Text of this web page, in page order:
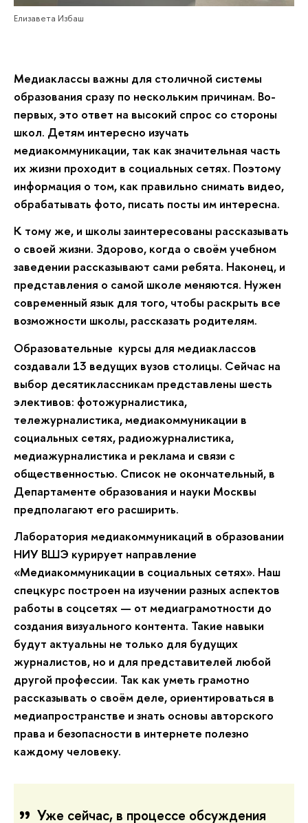
Елизавета Избаш
Медиаклассы важны для столичной системы
образования сразу по нескольким причинам. Во-
первых, это ответ на высокий спрос со стороны
школ. Детям интересно изучать
медиакоммуникации, так как значительная часть
их жизни проходит в социальных сетях. Поэтому
информация о том, как правильно снимать видео,
обрабатывать фото, писать посты им интересна.
К тому же, и школы заинтересованы рассказывать
о своей жизни. Здорово, когда о своём учебном
заведении рассказывают сами ребята. Наконец, и
представления о самой школе меняются. Нужен
современный язык для того, чтобы раскрыть все
возможности школы, рассказать родителям.
Образовательные курсы для медиаклассов
создавали 13 ведущих вузов столицы. Сейчас на
выбор десятиклассникам представлены шесть
элективов: фотожурналистика,
тележурналистика, медиакоммуникации в
социальных сетях, радиожурналистика,
медиажурналистика и реклама и связи с
общественностью. Список не окончательный, в
Департаменте образования и науки Москвы
предполагают его расширить.
Лаборатория медиакоммуникаций в образовании
НИУ ВШЭ курирует направление
«Медиакоммуникации в социальных сетях». Наш
спецкурс построен на изучении разных аспектов
работы в соцсетях — от медиаграмотности до
создания визуального контента. Такие навыки
будут актуальны не только для будущих
журналистов, но и для представителей любой
другой профессии. Так как уметь грамотно
рассказывать о своём деле, ориентироваться в
медиапространстве и знать основы авторского
права и безопасности в интернете полезно
каждому человеку.
Уже сейчас, в процессе обсуждения